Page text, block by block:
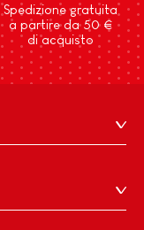
Spedizione gratuita
a partire da 50 €
di acquisto